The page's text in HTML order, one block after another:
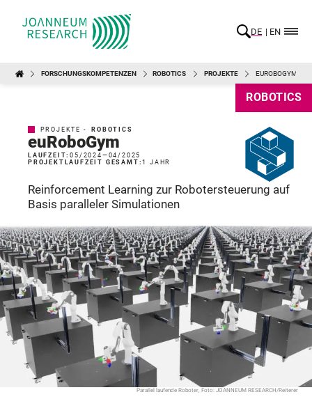
DE EN
FORSCHUNGSKOMPETENZEN ROBOTICS PROJEKTE EUROBOGYM
ROBOTICS
PROJEKTE - ROBOTICS
euRoboGym
LAUFZEIT:05/2024 — 04/2025
PROJEKTLAUFZEIT GESAMT:1 JAHR
Reinforcement Learning zur Robotersteuerung auf
Basis paralleler Simulationen
Parallel laufende Roboter, Foto: JOANNEUM RESEARCH/Reiterer